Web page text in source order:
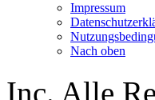
Impressum
Nach oben
Inc. Alle